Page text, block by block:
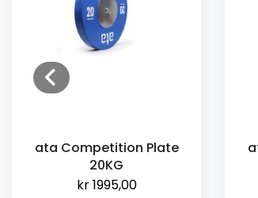
ata Competition Plate
20KG
kr1995,00